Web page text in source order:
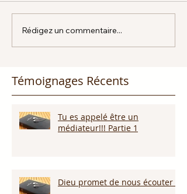
Rédigez un commentaire...
Témoignages Récents
Tu es appelé être un
médiateur!!! Partie 1
Dieu promet de nous écouter !